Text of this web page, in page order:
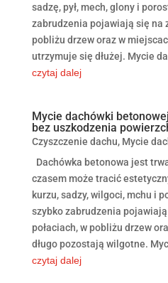
sadzę, pył, mech, glony i
zabrudzenia pojawiają się na
pobliżu drzew oraz w
utrzymuje się dłużej. Mycie
czytaj dalej
Mycie dachówki
bez uszkodzenia
Czyszczenie dachu, Mycie
Dachówka betonowa jest
czasem może tracić
kurzu, sadzy, wilgoci, mchu i
szybko zabrudzenia
połaciach, w pobliżu drzew
długo pozostają wilgotne.
czytaj dalej